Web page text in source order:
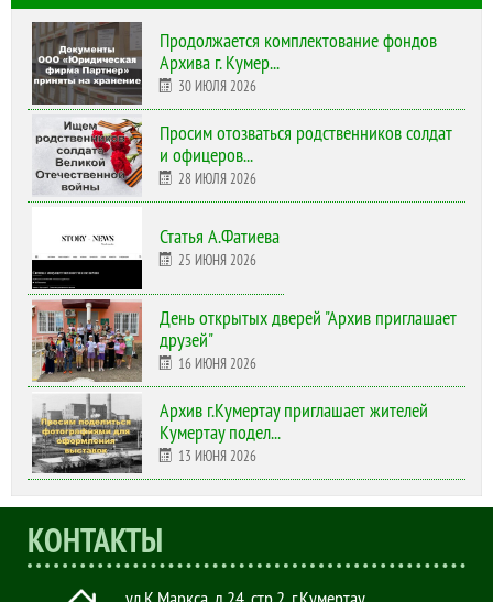
Продолжается комплектование фондов
Архива г. Кумер...
30 ИЮЛЯ 2026
Просим отозваться родственников солдат
и офицеров...
28 ИЮЛЯ 2026
Статья А.Фатиева
25 ИЮНЯ 2026
День открытых дверей "Архив приглашает
друзей"
16 ИЮНЯ 2026
Архив г.Кумертау приглашает жителей
Кумертау подел...
13 ИЮНЯ 2026
КОНТАКТЫ